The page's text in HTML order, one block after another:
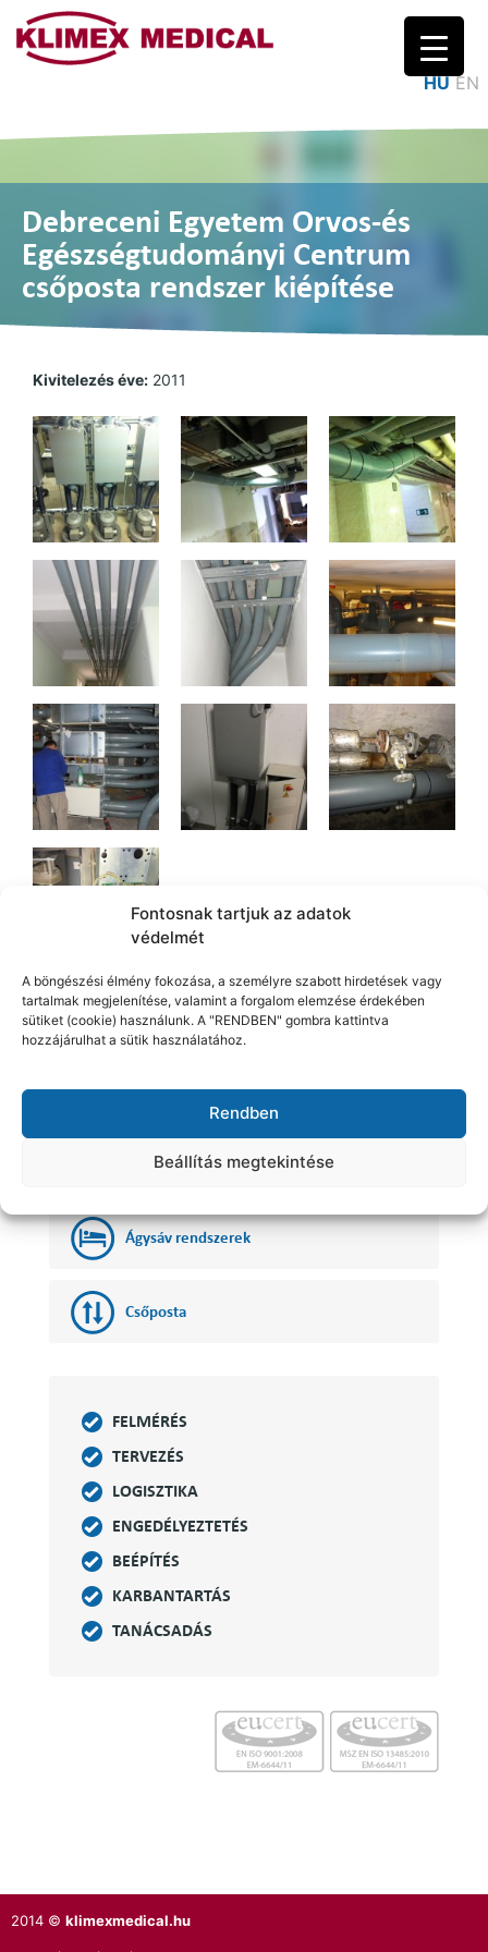
Fontosnak tartjuk az adatok
védelmét
A böngészési élmény fokozása, a személyre szabott hirdetések vagy
tartalmak megjelenítése, valamint a forgalom elemzése érdekében
sütiket (cookie) használunk. A "RENDBEN" gombra kattintva
hozzájárulhat a sütik használatához.
Rendben
Beállítás megtekintése
EN
HU
Debreceni Egyetem Orvos-és
Egészségtudományi Centrum
csőposta rendszer kiépítése
Kivitelezés éve: 2011
Kapcsolódó galéria
Nővérhívó rendszerek
Ágysáv rendszerek
Csőposta
FELMÉRÉS
TERVEZÉS
LOGISZTIKA
ENGEDÉLYEZTETÉS
BEÉPÍTÉS
KARBANTARTÁS
TANÁCSADÁS
2014 © klimexmedical.hu